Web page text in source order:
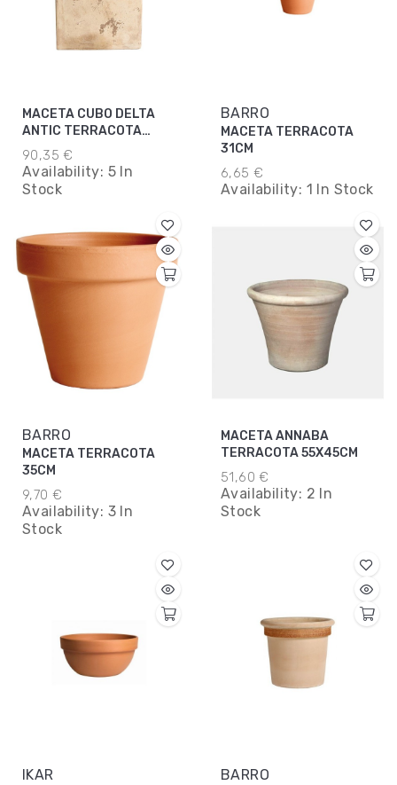
MACETA CUBO DELTA
ANTIC TERRACOTA
48X48X48CM
90,35 €
Availability: 5 In
Stock
BARRO
MACETA TERRACOTA
31CM
6,65 €
Availability: 1 In Stock
BARRO
MACETA TERRACOTA
35CM
9,70 €
Availability: 3 In
Stock
MACETA ANNABA
TERRACOTA 55X45CM
51,60 €
Availability: 2 In
Stock
IKAR BARRO